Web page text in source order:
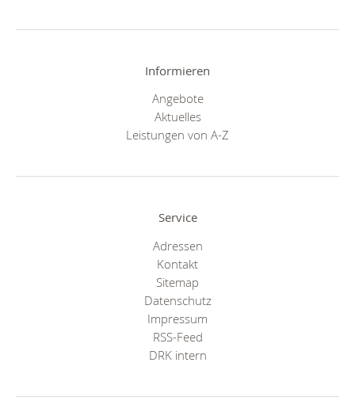
Informieren
Angebote
Aktuelles
Leistungen von A-Z
Service
Adressen
Kontakt
Sitemap
Datenschutz
Impressum
RSS-Feed
DRK intern